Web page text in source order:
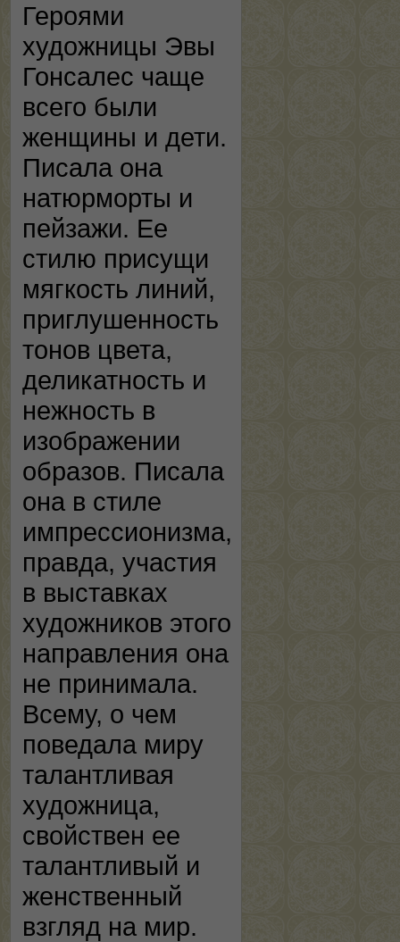
Героями
художницы Эвы
Гонсалес чаще
всего были
женщины и дети.
Писала она
натюрморты и
пейзажи. Ее
стилю присущи
мягкость линий,
приглушенность
тонов цвета,
деликатность и
нежность в
изображении
образов. Писала
она в стиле
импрессионизма,
правда, участия
в выставках
художников этого
направления она
не принимала.
Всему, о чем
поведала миру
талантливая
художница,
свойствен ее
талантливый и
женственный
взгляд на мир.